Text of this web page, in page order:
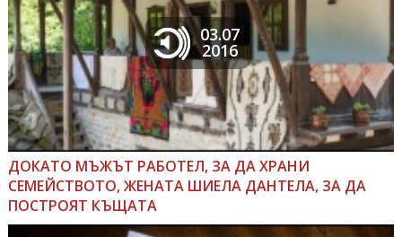
03.07
2016
ДОКАТО МЪЖЪТ РАБОТЕЛ, ЗА ДА ХРАНИ
СЕМЕЙСТВОТО, ЖЕНАТА ШИЕЛА ДАНТЕЛА, ЗА ДА
ПОСТРОЯТ КЪЩАТА